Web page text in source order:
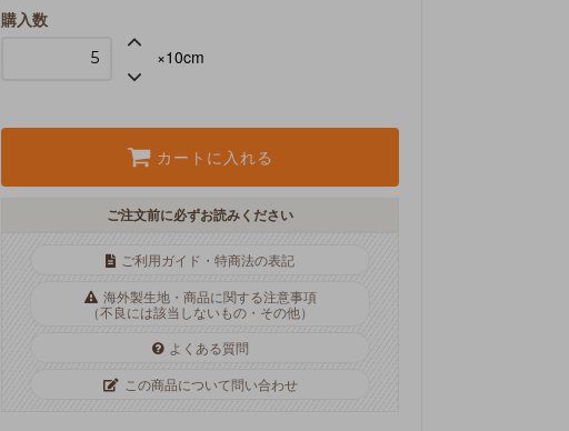
購入数
×10cm
カートに入れる
ご注文前に必ずお読みください
ご利用ガイド・特商法の表記
海外製生地・商品に関する注意事項
（不良には該当しないもの・その他）
よくある質問
この商品について問い合わせ